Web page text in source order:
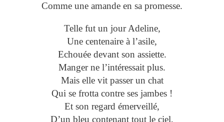
Comme une amande en sa promesse.
Telle fut un jour Adeline,
Une centenaire à l’asile,
Echouée devant son assiette.
Manger ne l’intéressait plus.
Mais elle vit passer un chat
Qui se frotta contre ses jambes !
Et son regard émerveillé,
D’un bleu contenant tout le ciel,